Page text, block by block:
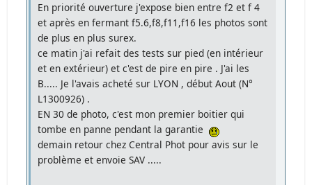
En priorité ouverture j'expose bien entre f2 et f 4
et après en fermant f5.6,f8,f11,f16 les photos sont
de plus en plus surex.
ce matin j'ai refait des tests sur pied (en intérieur
et en extérieur) et c'est de pire en pire . J'ai les
B..... Je l'avais acheté sur LYON , début Aout (N°
L1300926) .
EN 30 de photo, c'est mon premier boitier qui
tombe en panne pendant la garantie
demain retour chez Central Phot pour avis sur le
problème et envoie SAV .....